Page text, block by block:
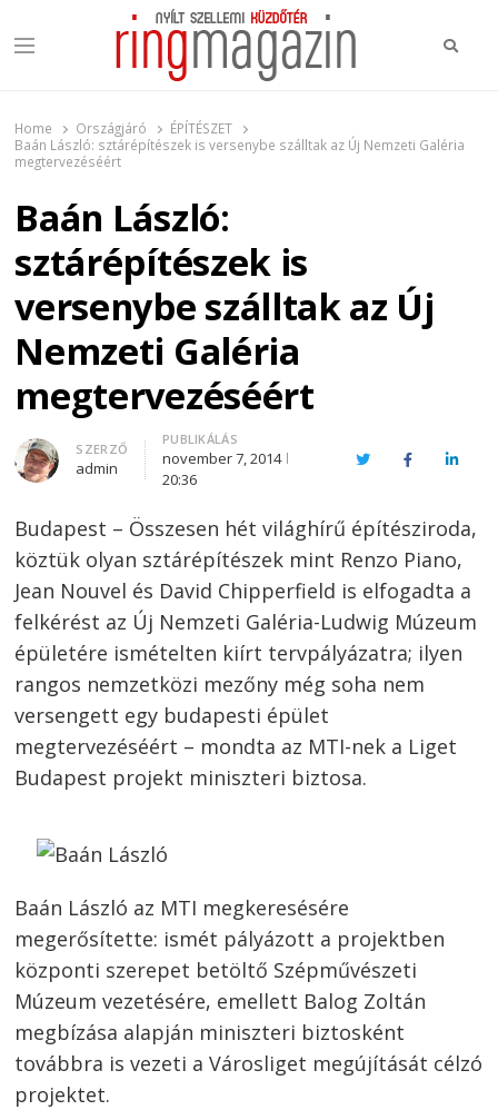
Menu
Home Országjáró
ÉPÍTÉSZET
Baán László: sztárépítészek is versenybe szálltak az Új Nemzeti Galéria
megtervezéséért
Baán László:
sztárépítészek is
versenybe szálltak az Új
Nemzeti Galéria
megtervezéséért
Author
SZERZŐ
admin
PUBLIKÁLÁS
november 7, 2014
20:36
TwitterFacebook
Budapest – Összesen hét világhírű építésziroda,
köztük olyan sztárépítészek mint Renzo Piano,
Jean Nouvel és David Chipperfield is elfogadta a
felkérést az Új Nemzeti Galéria-Ludwig Múzeum
épületére ismételten kiírt tervpályázatra; ilyen
rangos nemzetközi mezőny még soha nem
versengett egy budapesti épület
megtervezéséért – mondta az MTI-nek a Liget
Budapest projekt miniszteri biztosa.
Baán László az MTI megkeresésére
megerősítette: ismét pályázott a projektben
központi szerepet betöltő Szépművészeti
Múzeum vezetésére, emellett Balog Zoltán
megbízása alapján miniszteri biztosként
továbbra is vezeti a Városliget megújítását célzó
projektet.